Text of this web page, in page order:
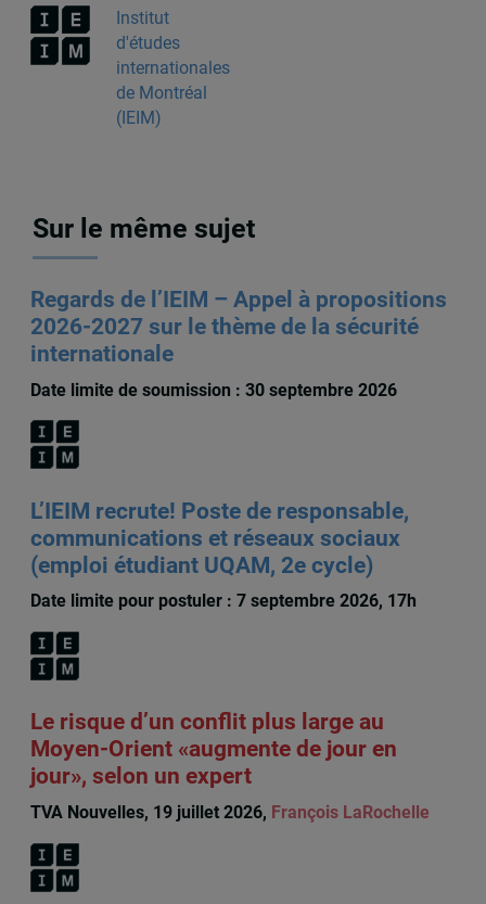
Institut
d'études
internationales
de Montréal
(IEIM)
Sur le même sujet
Regards de l’IEIM – Appel à propositions
2026-2027 sur le thème de la sécurité
internationale
Date limite de soumission : 30 septembre 2026
L’IEIM recrute! Poste de responsable,
communications et réseaux sociaux
(emploi étudiant UQAM, 2e cycle)
Date limite pour postuler : 7 septembre 2026, 17h
Le risque d’un conflit plus large au
Moyen-Orient «augmente de jour en
jour», selon un expert
TVA Nouvelles, 19 juillet 2026, François LaRochelle